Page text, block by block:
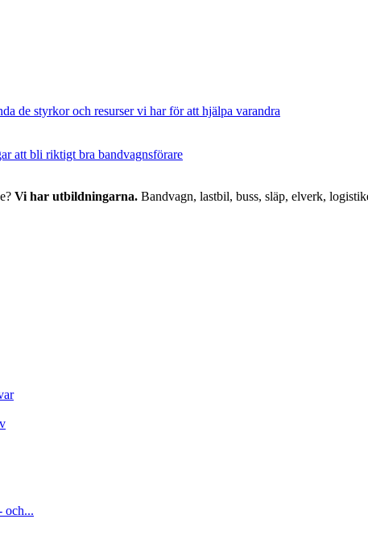
de styrkor och resurser vi har för att hjälpa varandra
att bli riktigt bra bandvagnsförare
Vi har utbildningarna. Bandvagn, lastbil, buss, släp, elverk,
och...